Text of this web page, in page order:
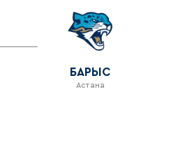
БАРЫС
Астана